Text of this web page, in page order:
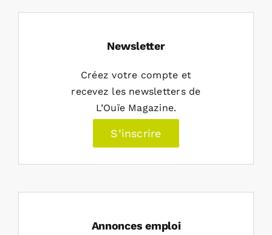
Newsletter
Créez votre compte et
recevez les newsletters de
L’Ouïe Magazine.
S’inscrire
Annonces emploi